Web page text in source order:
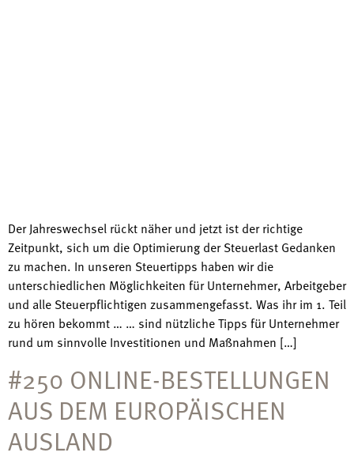
Der Jahreswechsel rückt näher und jetzt ist der richtige
Zeitpunkt, sich um die Optimierung der Steuerlast Gedanken
zu machen. In unseren Steuertipps haben wir die
unterschiedlichen Möglichkeiten für Unternehmer, Arbeitgeber
und alle Steuerpflichtigen zusammengefasst. Was ihr im 1. Teil
zu hören bekommt … … sind nützliche Tipps für Unternehmer
rund um sinnvolle Investitionen und Maßnahmen […]
#250 ONLINE-BESTELLUNGEN
AUS DEM EUROPÄISCHEN
AUSLAND